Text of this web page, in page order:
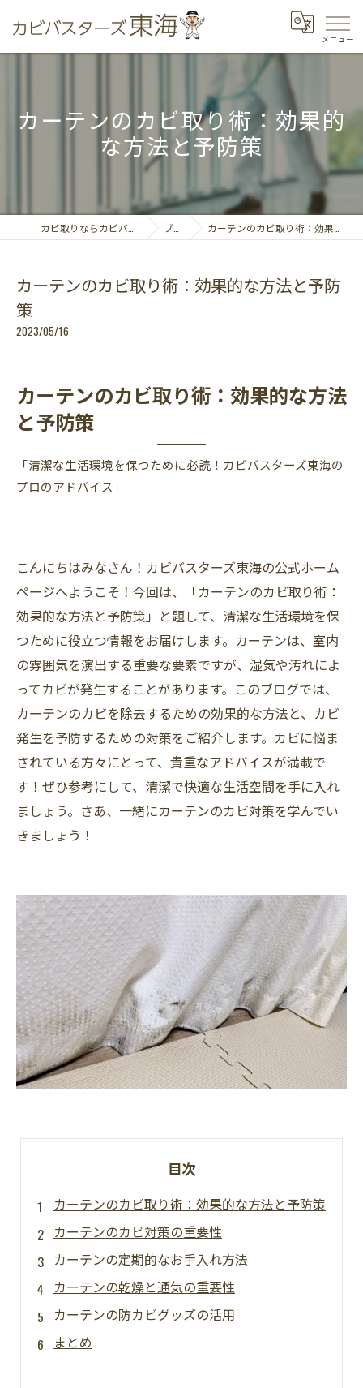
カーテンのカビ取り術：効果的
な方法と予防策
ブログ カーテンのカビ取り術：効果的な方法と予防策
カーテンのカビ取り術：効果的な方法と予防
策
2023/05/16
カーテンのカビ取り術：効果的な方法
と予防策
「清潔な生活環境を保つために必読！カビバスターズ東海の
プロのアドバイス」
こんにちはみなさん！カビバスターズ東海の公式ホーム
ページへようこそ！今回は、「カーテンのカビ取り術：
効果的な方法と予防策」と題して、清潔な生活環境を保
つために役立つ情報をお届けします。カーテンは、室内
の雰囲気を演出する重要な要素ですが、湿気や汚れによ
ってカビが発生することがあります。このブログでは、
カーテンのカビを除去するための効果的な方法と、カビ
発生を予防するための対策をご紹介します。カビに悩ま
されている方々にとって、貴重なアドバイスが満載で
す！ぜひ参考にして、清潔で快適な生活空間を手に入れ
ましょう。さあ、一緒にカーテンのカビ対策を学んでい
きましょう！
目次
カーテンのカビ取り術：効果的な方法と予防策
カーテンのカビ対策の重要性
カーテンの定期的なお手入れ方法
カーテンの乾燥と通気の重要性
カーテンの防カビグッズの活用
まとめ